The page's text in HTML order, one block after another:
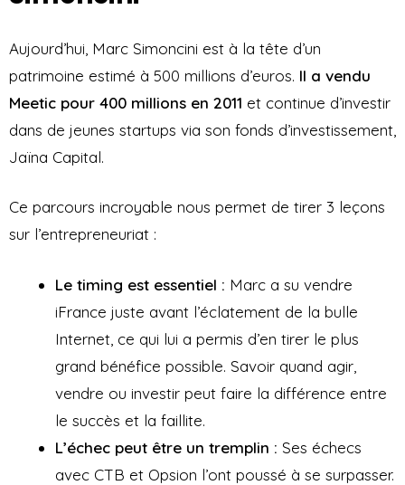
Aujourd’hui, Marc Simoncini est à la tête d’un
patrimoine estimé à 500 millions d’euros. Il a vendu
Meetic pour 400 millions en 2011 et continue d’investir
dans de jeunes startups via son fonds d’investissement,
Jaïna Capital.
Ce parcours incroyable nous permet de tirer 3 leçons
sur l’entrepreneuriat :
Le timing est essentiel : Marc a su vendre
iFrance juste avant l’éclatement de la bulle
Internet, ce qui lui a permis d’en tirer le plus
grand bénéfice possible. Savoir quand agir,
vendre ou investir peut faire la différence entre
le succès et la faillite.
L’échec peut être un tremplin : Ses échecs
avec CTB et Opsion l’ont poussé à se surpasser.